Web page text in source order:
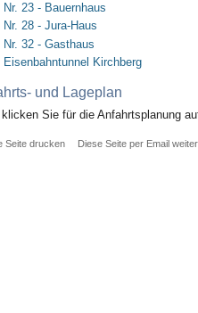
Nr. 23 - Bauernhaus
Nr. 28 - Jura-Haus
Nr. 32 - Gasthaus
Eisenbahntunnel Kirchberg
und Lageplan
Sie für die Anfahrtsplanung
Seite drucken Diese Seite per Email